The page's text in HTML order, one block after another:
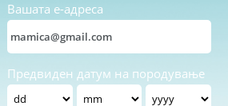
Вашата е-адреса
Предвиден датум на породување